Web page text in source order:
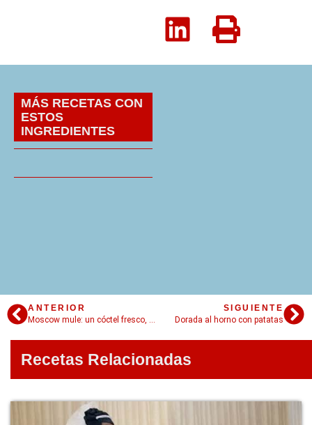
MÁS RECETAS CON
ESTOS
INGREDIENTES
ANTERIOR
Moscow mule: un cóctel fresco, elegante y fácil de hacer
SIGUIENTE
Dorada al horno con patatas
Recetas Relacionadas